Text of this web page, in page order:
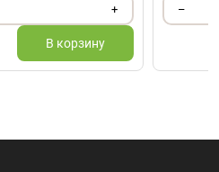
+
В корзину
–